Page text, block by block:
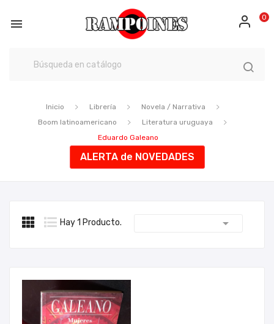
 0
Inicio Librería
Novela / Narrativa
Boom latinoamericano
Literatura uruguaya
Eduardo Galeano
ALERTA de NOVEDADES
Hay 1 Producto. 